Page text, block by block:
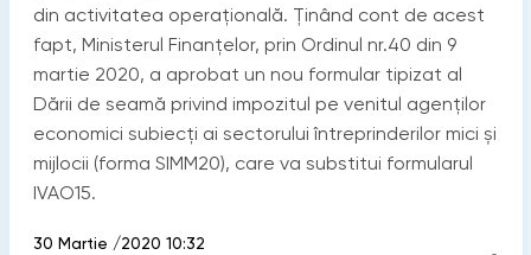
din activitatea operațională. Ținând cont de acest
fapt, Ministerul Finanțelor, prin Ordinul nr.40 din 9
martie 2020, a aprobat un nou formular tipizat al
Dării de seamă privind impozitul pe venitul agenților
economici subiecți ai sectorului întreprinderilor mici și
mijlocii (forma SIMM20), care va substitui formularul
IVAO15.
30 Martie /2020 10:32